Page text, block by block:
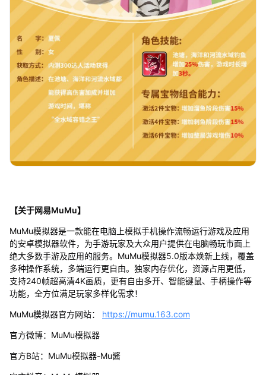
【关于网易MuMu】
MuMu模拟器是一款能在电脑上模拟手机操作流畅运行游戏及应用
的安卓模拟器软件，为手游玩家及大众用户提供在电脑畅玩市面上
绝大多数手游及应用的服务。MuMu模拟器5.0版本焕新上线，覆盖
多种操作系统，多端运行更自由。独家内存优化，资源占用更低，
支持240帧超高清4K画质，更有自由多开、智能键鼠、手柄操作等
功能，全方位满足玩家多样化需求！
MuMu模拟器官方网站： https://mumu.163.com
官方微博：MuMu模拟器
官方B站：MuMu模拟器-Mu酱